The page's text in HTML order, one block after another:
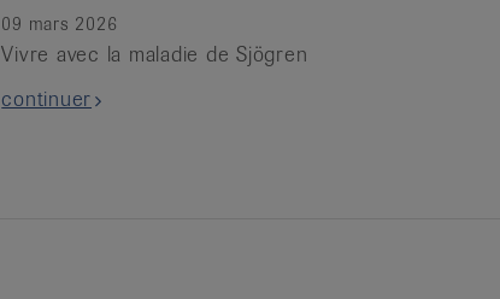
09 mars 2026
Vivre avec la maladie de Sjögren
continuer